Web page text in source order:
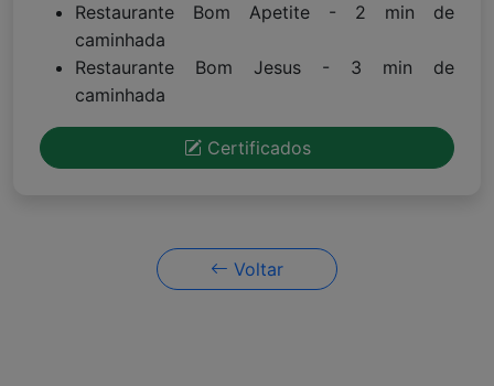
Restaurante Bom Apetite - 2 min de
caminhada
Restaurante Bom Jesus - 3 min de
caminhada
Certificados
Voltar